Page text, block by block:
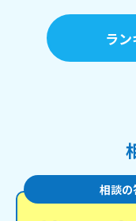
ラ
相談